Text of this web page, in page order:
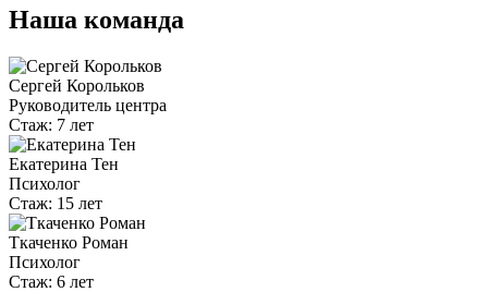
Наша команда
Сергей Корольков
Руководитель центра
Стаж: 7 лет
Екатерина Тен
Психолог
Стаж: 15 лет
Ткаченко Роман
Психолог
Стаж: 6 лет